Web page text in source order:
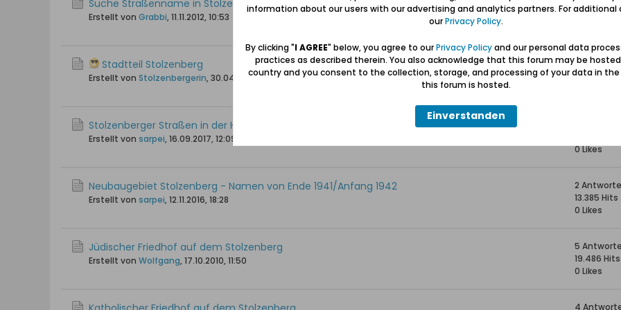
Suche Straßenname in Stolzenberg
Erstellt von Grabbi, 11.11.2012, 10:53
41
53.022 Hits
Stadtteil Stolzenberg
Erstellt von Stolzenbergerin, 30.04.2008, 19:07
53
93.066
Stolzenberger Straßen in der Heimatortskartei Danzig-Westpreussen
Erstellt von sarpei, 16.09.2017, 12:09
0 Likes
Neubaugebiet Stolzenberg - Namen von Ende 1941/Anfang 1942
Erstellt von sarpei, 12.11.2016, 18:28
2
13.385 Hits
0 Likes
Jüdischer Friedhof auf dem Stolzenberg
Erstellt von Wolfgang, 17.10.2010, 11:50
5
19.486 Hits
0 Likes
4
information about our users with our advertising and analytics partners. For additional
ourPrivacy Policy.
By clicking "I AGREE" below, you agree to ourPrivacy Policyand our personal data
practices as described therein. You also acknowledge that this forum may be
country and you consent to the collection, storage, and processing of your data in
this forum is hosted.
Einverstanden